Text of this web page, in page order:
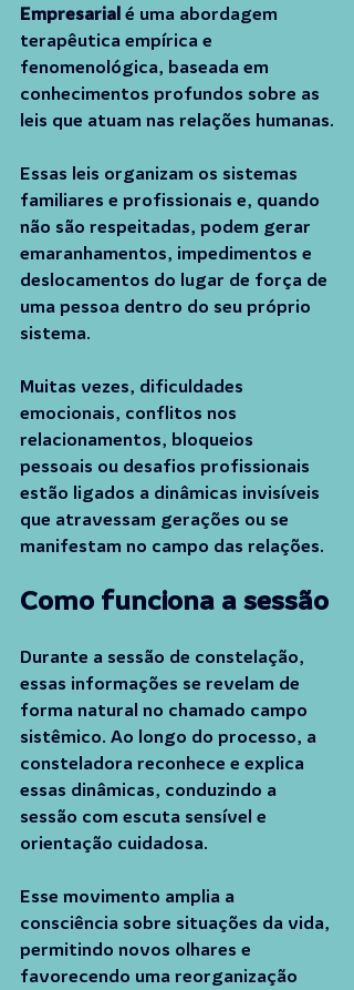
Empresarial é uma abordagem
terapêutica empírica e
fenomenológica, baseada em
conhecimentos profundos sobre as
leis que atuam nas relações humanas.
Essas leis organizam os sistemas
familiares e profissionais e, quando
não são respeitadas, podem gerar
emaranhamentos, impedimentos e
deslocamentos do lugar de força de
uma pessoa dentro do seu próprio
sistema.
Muitas vezes, dificuldades
emocionais, conflitos nos
relacionamentos, bloqueios
pessoais ou desafios profissionais
estão ligados a dinâmicas invisíveis
que atravessam gerações ou se
manifestam no campo das relações.
Como funciona a sessão
Durante a sessão de constelação,
essas informações se revelam de
forma natural no chamado campo
sistêmico. Ao longo do processo, a
consteladora reconhece e explica
essas dinâmicas, conduzindo a
sessão com escuta sensível e
orientação cuidadosa.
Esse movimento amplia a
consciência sobre situações da vida,
permitindo novos olhares e
favorecendo uma reorganização